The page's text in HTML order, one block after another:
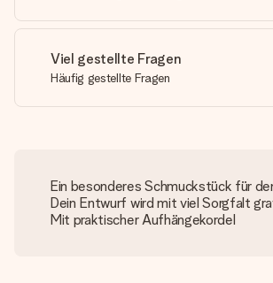
Viel gestellte Fragen
Häufig gestellte Fragen
Ein besonderes Schmuckstück für
Dein Entwurf wird mit viel Sorgfalt
Mit praktischer Aufhängekordel